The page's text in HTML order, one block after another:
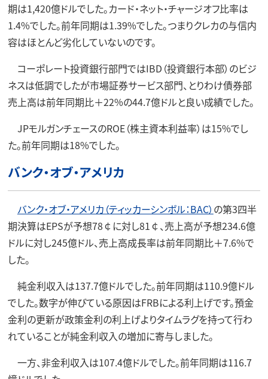
期は1,420億ドルでした。カード・ネット・チャージオフ比率は
1.4%でした。前年同期は1.39%でした。つまりクレカの与信内
容はほとんど劣化していないのです。
コーポレート投資銀行部門ではIBD（投資銀行本部）のビジ
ネスは低調でしたが市場証券サービス部門、とりわけ債券部
売上高は前年同期比＋22%の44.7億ドルと良い成績でした。
JPモルガンチェースのROE（株主資本利益率）は15%でし
た。前年同期は18%でした。
バンク・オブ・アメリカ
バンク・オブ・アメリカ（ティッカーシンボル：BAC） の第3四半
期決算はEPSが予想78￠に対し81￠、売上高が予想234.6億
ドルに対し245億ドル、売上高成長率は前年同期比＋7.6%で
した。
純金利収入は137.7億ドルでした。前年同期は110.9億ドル
でした。数字が伸びている原因はFRBによる利上げです。預金
金利の更新が政策金利の利上げよりタイムラグを持って行わ
れていることが純金利収入の増加に寄与しました。
一方、非金利収入は107.4億ドルでした。前年同期は116.7